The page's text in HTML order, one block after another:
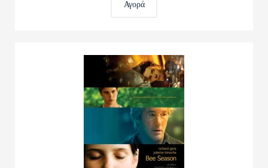
Αγορά